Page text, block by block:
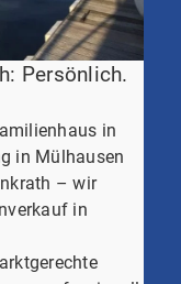
Persönlich.
in
in Mülhausen
– wir
in